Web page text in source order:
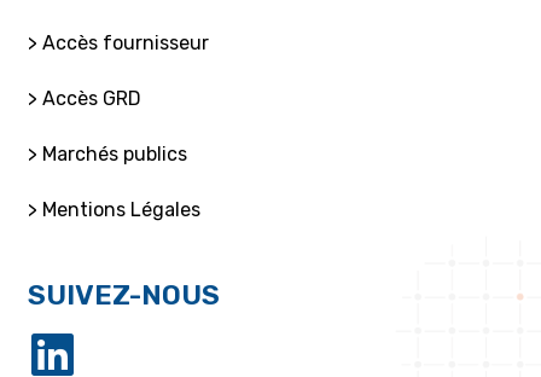
> Accès fournisseur
> Accès GRD
> Marchés publics
> Mentions Légales
SUIVEZ-NOUS